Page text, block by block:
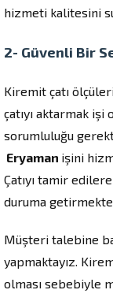
hizmeti kalitesini
2- Güvenli Bir
Kiremit çatı
çatıyı aktarmak
sorumluluğu
Eryaman işini
Çatıyı tamir
duruma
Müşteri talebine
yapmaktayız.
olması sebebiyle